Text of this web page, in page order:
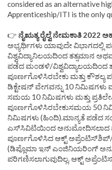
considered as an alternative
Apprenticeship/ITI is the only
👉 ನೈಋತ್ಯ ರೈಲ್ವೆ ನೇಮಕಾತಿ 2022
ಅಭ್ಯರ್ಥಿಗಳು ಯಾವುದೇ ವಿಭಾಗದಲ್ಲಿ
ವಿಶ್ವವಿದ್ಯಾನಿಲಯದಿಂದ ತತ್ಸಮಾನ
ಪಡೆದ ಮಂಡಳಿ/ವಿಶ್ವವಿದ್ಯಾಲಯದಿಂದ
ಪೂರ್ಣಗೊಳಿಸಿರಬೇಕು ಮತ್ತು ಕೌಶಲ್ಯ
ಡಿಕ್ಟೇಷನ್ ವೇಗವನ್ನು 10
ಸಮಯ 10 ನಿಮಿಷಗಳು ಮತ್ತು
ಪೂರ್ಣಗೊಳಿಸಿರಬೇಕುಸಮಯ 50
ನಿಮಿಷಗಳು (ಹಿಂದಿ).ಮಾನ್ಯತೆ ಪಡೆದ
ಎಸ್‌ಸಿವಿಟಿಯಿಂದ ಅನುಮೋದಿಸಲಾದ
ಪೂರ್ಣಗೊಳಿಸಿದ ಆಕ್ಟ್
(ಡಿಪ್ಲೊಮಾ ಇನ್ ಎಂಜಿನಿಯರಿಂಗ್
ಪರಿಗಣಿಸಲಾಗುವುದಿಲ್ಲ. ಆಕ್ಟ್